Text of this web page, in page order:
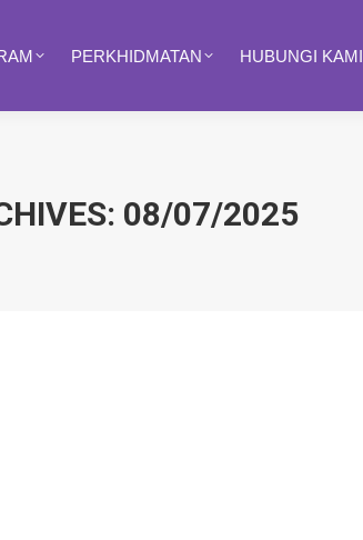
PERKHIDMATAN HUBUNGI KAMI
08/07/2025